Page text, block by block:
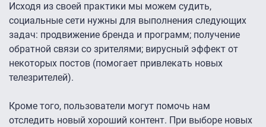
Исходя из своей практики мы можем судить,
социальные сети нужны для выполнения следующих
задач: продвижение бренда и программ; получение
обратной связи со зрителями; вирусный эффект от
некоторых постов (помогает привлекать новых
телезрителей).
Кроме того, пользователи могут помочь нам
отследить новый хороший контент. При выборе новых